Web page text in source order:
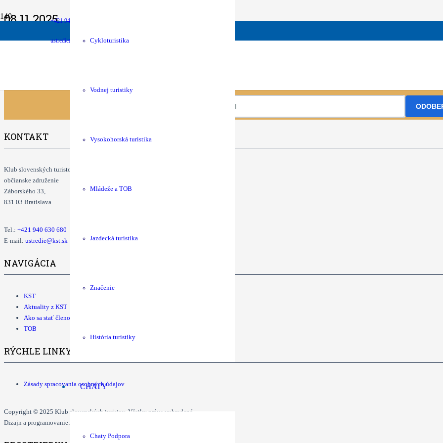
+421 940 630 680
ustredie@kst.sk Cykloturistika
Vodnej turistiky
Vysokohorská turistika
Mládeže a TOB
Jazdecká turistika
Značenie
História turistiky
CHATY
Chaty Podpora
08.11.2025
32. Karolovský výstup na Bralo a Bralce (817 m n.m. pohorie
KONTAKT
Klub slovenských turistov
občianske združenie
Záborského 33,
831 03 Bratislava
Tel.: +421 940 630 680
E-mail: ustredie@kst.sk
NAVIGÁCIA
KST
Aktuality z KST
Ako sa stať členom KST
TOB
RÝCHLE LINKY
Zásady spracovania osobných údajov
Copyright © 2025 Klub slovenských turistov. Všetky práva vyhradené.
Dizajn a programovanie: Dušan Ďurčo, Tomáš Grman.